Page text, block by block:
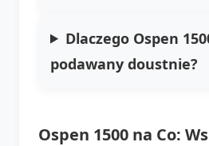
Dlaczego Ospen
podawany doustnie?
Ospen 1500 na Co: